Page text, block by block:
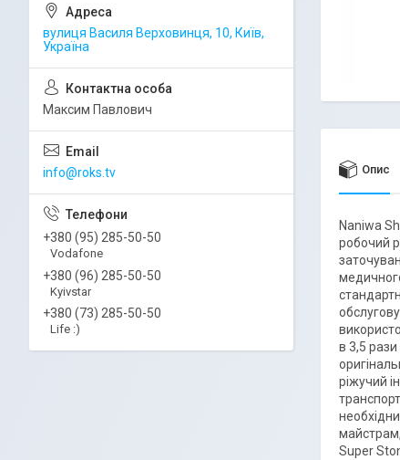
Опис
Naniwa
робочий
в 3,5
ріжучий
Super
вулиця Василя Верховинця, 10, Київ,
Україна
Максим Павлович
info@roks.tv
+380 (95) 285-50-50
Vodafone
+380 (96) 285-50-50
Kyivstar
+380 (73) 285-50-50
Life :)